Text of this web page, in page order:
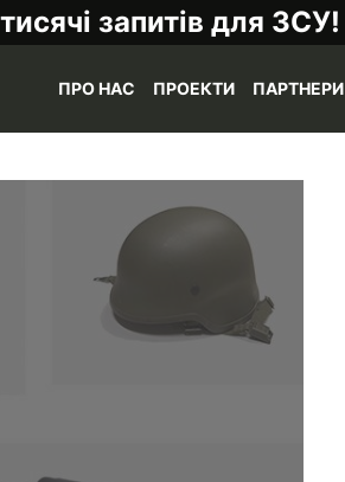
запитів для ЗСУ!
ПРО НАС ПРОЕКТИ ПАРТНЕРИ